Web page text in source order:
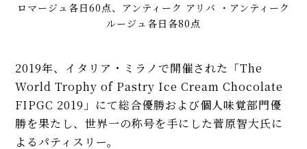
ロマージュ各日60点、アンティーク アリバ ・アンティーク
ルージュ各日各80点
2019年、イタリア・ミラノで開催された「The
World Trophy of Pastry Ice Cream Chocolate
FIPGC 2019」にて総合優勝および個人味覚部門優
勝を果たし、世界一の称号を手にした菅原智大氏に
よるパティスリー。